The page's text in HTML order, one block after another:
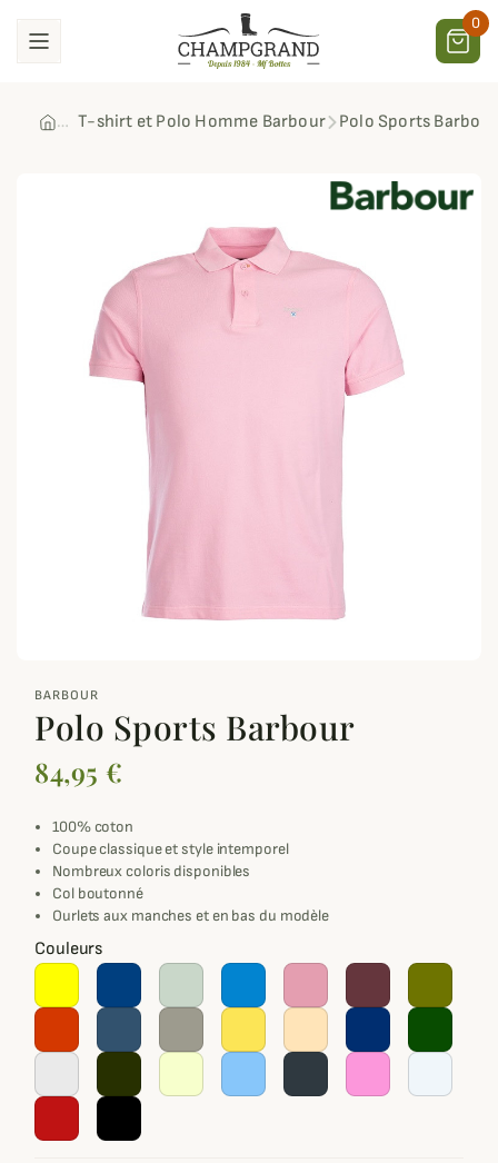
0
T-shirt et Polo Homme Barbour Polo Sports Barbour
BARBOUR
Polo Sports Barbour
84,95 €
100% coton
Coupe classique et style intemporel
Nombreux coloris disponibles
Col boutonné
Ourlets aux manches et en bas du modèle
Couleurs